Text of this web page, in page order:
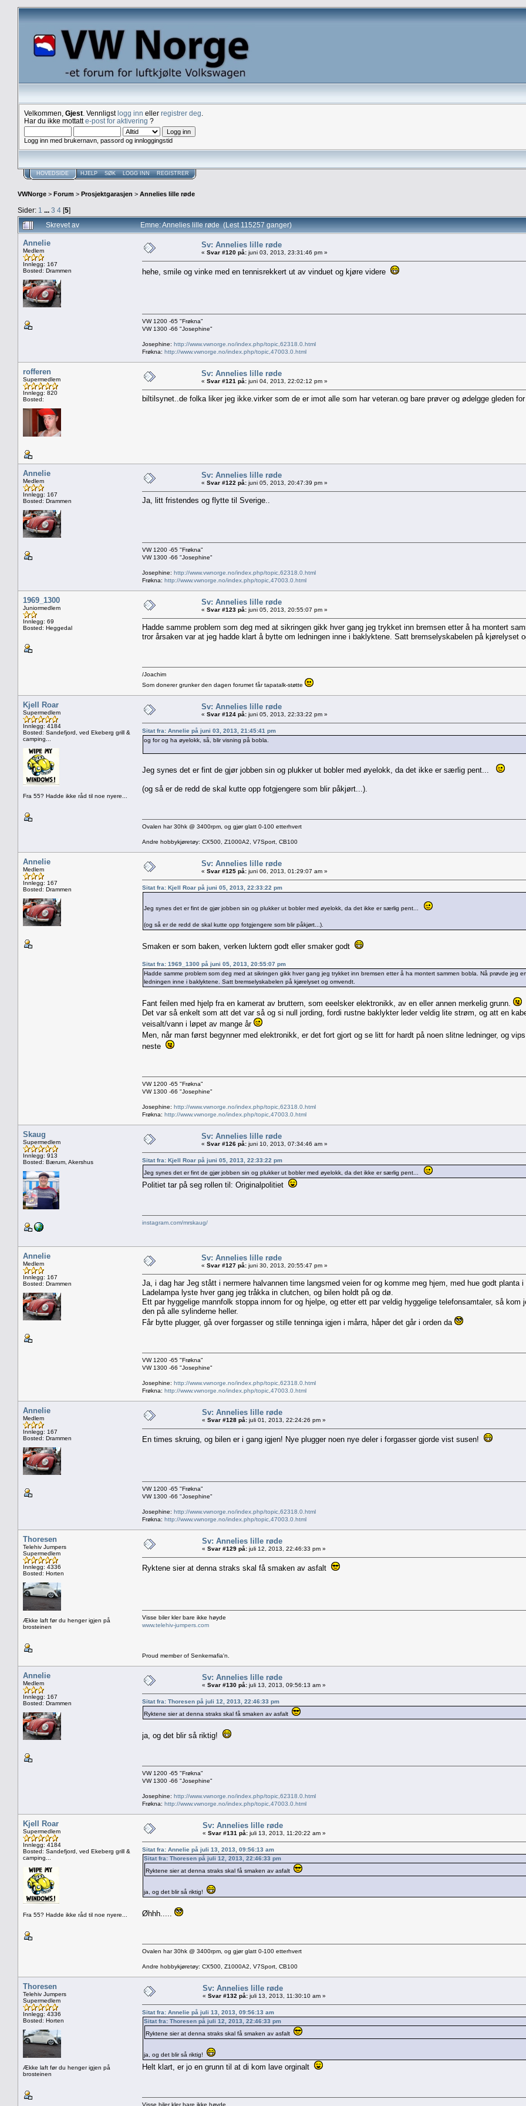
Velkommen, Gjest . Vennligstlogg inn eller registrer deg
Har du ikke mottatte-post for aktivering ?
Logg inn med brukernavn, passord og innloggingstid
HOVEDSIDE HJELP SØK LOGG INN REGISTRER
VWNorge > Forum > Prosjektgarasjen > Annelies lille røde
Sider: 1 ... 3 4 [5]
Skrevet av Emne: Annelies lille røde (Lest 115257 ganger)
Annelie
Medlem
Innlegg: 167
Bosted: Drammen
Sv: Annelies lille røde
« Svar #120 på: juni 03, 2013, 23:31:46 pm »
hehe, smile og vinke med en tennisrekkert ut av vinduet og kjøre videre
VW 1200 -65 "Frøkna"
VW 1300 -66 "Josephine"
Josephine: http://www.vwnorge.no/index.php/topic,62318.0.html
Frøkna: http://www.vwnorge.no/index.php/topic,47003.0.html
rofferen
Supermedlem
Innlegg: 820
Bosted:
Sv: Annelies lille røde
« Svar #121 på: juni 04, 2013, 22:02:12 pm »
biltilsynet..de folka liker jeg ikke.virker som de er imot alle som har veteran.og bare prøver og ødelgge gleden for
Annelie
Medlem
Innlegg: 167
Bosted: Drammen
Sv: Annelies lille røde
« Svar #122 på: juni 05, 2013, 20:47:39 pm »
Ja, litt fristendes og flytte til Sverige..
VW 1200 -65 "Frøkna"
VW 1300 -66 "Josephine"
Josephine: http://www.vwnorge.no/index.php/topic,62318.0.html
Frøkna: http://www.vwnorge.no/index.php/topic,47003.0.html
1969_1300
Juniormedlem
Innlegg: 69
Bosted: Heggedal
Sv: Annelies lille røde
« Svar #123 på: juni 05, 2013, 20:55:07 pm »
Hadde samme problem som deg med at sikringen gikk hver gang jeg trykket inn bremsen etter å ha montert
tror årsaken var at jeg hadde klart å bytte om ledningen inne i baklyktene. Satt bremselyskabelen på kjørelyset
/Joachim
Som donerer grunker den dagen forumet får tapatalk-støtte
Kjell Roar
Supermedlem
Innlegg: 4184
Bosted: Sandefjord, ved Ekeberg grill &
camping...
Fra 55? Hadde ikke råd til noe nyere...
Sv: Annelies lille røde
« Svar #124 på: juni 05, 2013, 22:33:22 pm »
Sitat fra: Annelie på juni 03, 2013, 21:45:41 pm
og for og ha øyelokk, så, blir visning på bobla.
Jeg synes det er fint de gjør jobben sin og plukker ut bobler med øyelokk, da det ikke er særlig pent...
(og så er de redd de skal kutte opp fotgjengere som blir påkjørt...).
Ovalen har 30hk @ 3400rpm, og gjør glatt 0-100 etterhvert
Andre hobbykjøretøy: CX500, Z1000A2, V7Sport, CB100
Annelie
Medlem
Innlegg: 167
Bosted: Drammen
Sv: Annelies lille røde
« Svar #125 på: juni 06, 2013, 01:29:07 am »
Sitat fra: Kjell Roar på juni 05, 2013, 22:33:22 pm
Jeg synes det er fint de gjør jobben sin og plukker ut bobler med øyelokk, da det ikke er særlig pent...
(og så er de redd de skal kutte opp fotgjengere som blir påkjørt...).
Smaken er som baken, verken luktern godt eller smaker godt
Sitat fra: 1969_1300 på juni 05, 2013, 20:55:07 pm
Hadde samme problem som deg med at sikringen gikk hver gang jeg trykket inn bremsen etter å ha montert sammen bobla. Nå prøvde jeg
ledningen inne i baklyktene. Satt bremselyskabelen på kjørelyset og omvendt.
Fant feilen med hjelp fra en kamerat av bruttern, som eeelsker elektronikk, av en eller annen merkelig grunn.
Det var så enkelt som att det var så og si null jording, fordi rustne baklykter leder veldig lite strøm, og att en
veisalt/vann i løpet av mange år
Men, når man først begynner med elektronikk, er det fort gjort og se litt for hardt på noen slitne ledninger, og
neste
VW 1200 -65 "Frøkna"
VW 1300 -66 "Josephine"
Josephine: http://www.vwnorge.no/index.php/topic,62318.0.html
Frøkna: http://www.vwnorge.no/index.php/topic,47003.0.html
Skaug
Supermedlem
Innlegg: 913
Bosted: Bærum, Akershus
Sv: Annelies lille røde
« Svar #126 på: juni 10, 2013, 07:34:46 am »
Sitat fra: Kjell Roar på juni 05, 2013, 22:33:22 pm
Jeg synes det er fint de gjør jobben sin og plukker ut bobler med øyelokk, da det ikke er særlig pent...
Politiet tar på seg rollen til: Originalpolitiet
instagram.com/mrskaug/
Annelie
Medlem
Innlegg: 167
Bosted: Drammen
Sv: Annelies lille røde
« Svar #127 på: juni 30, 2013, 20:55:47 pm »
Ja, i dag har Jeg stått i nermere halvannen time langsmed veien for og komme meg hjem, med hue godt planta
Ladelampa lyste hver gang jeg tråkka in clutchen, og bilen holdt på og dø.
Ett par hyggelige mannfolk stoppa innom for og hjelpe, og etter ett par veldig hyggelige telefonsamtaler, så
den på alle sylinderne heller.
Får bytte plugger, gå over forgasser og stille tenninga igjen i mårra, håper det går i orden da
VW 1200 -65 "Frøkna"
VW 1300 -66 "Josephine"
Josephine: http://www.vwnorge.no/index.php/topic,62318.0.html
Frøkna: http://www.vwnorge.no/index.php/topic,47003.0.html
Annelie
Medlem
Innlegg: 167
Bosted: Drammen
Sv: Annelies lille røde
« Svar #128 på: juli 01, 2013, 22:24:26 pm »
En times skruing, og bilen er i gang igjen! Nye plugger noen nye deler i forgasser gjorde vist susen!
VW 1200 -65 "Frøkna"
VW 1300 -66 "Josephine"
Josephine: http://www.vwnorge.no/index.php/topic,62318.0.html
Frøkna: http://www.vwnorge.no/index.php/topic,47003.0.html
Thoresen
Telehiv Jumpers
Supermedlem
Innlegg: 4336
Bosted: Horten
Ække laft før du henger igjen på
brosteinen
Sv: Annelies lille røde
« Svar #129 på: juli 12, 2013, 22:46:33 pm »
Ryktene sier at denna straks skal få smaken av asfalt
Visse biler kler bare ikke høyde
www.telehiv-jumpers.com
Proud member of Senkemafia'n.
Annelie
Medlem
Innlegg: 167
Bosted: Drammen
Sv: Annelies lille røde
« Svar #130 på: juli 13, 2013, 09:56:13 am »
Sitat fra: Thoresen på juli 12, 2013, 22:46:33 pm
Ryktene sier at denna straks skal få smaken av asfalt
ja, og det blir så riktig!
VW 1200 -65 "Frøkna"
VW 1300 -66 "Josephine"
Josephine: http://www.vwnorge.no/index.php/topic,62318.0.html
Frøkna: http://www.vwnorge.no/index.php/topic,47003.0.html
Kjell Roar
Supermedlem
Innlegg: 4184
Bosted: Sandefjord, ved Ekeberg grill &
camping...
Fra 55? Hadde ikke råd til noe nyere...
Sv: Annelies lille røde
« Svar #131 på: juli 13, 2013, 11:20:22 am »
Sitat fra: Annelie på juli 13, 2013, 09:56:13 am
Sitat fra: Thoresen på juli 12, 2013, 22:46:33 pm
Ryktene sier at denna straks skal få smaken av asfalt
ja, og det blir så riktig!
Øhhh.....
Ovalen har 30hk @ 3400rpm, og gjør glatt 0-100 etterhvert
Andre hobbykjøretøy: CX500, Z1000A2, V7Sport, CB100
Thoresen
Telehiv Jumpers
Supermedlem
Innlegg: 4336
Bosted: Horten
Ække laft før du henger igjen på
brosteinen
Sv: Annelies lille røde
« Svar #132 på: juli 13, 2013, 11:30:10 am »
Sitat fra: Annelie på juli 13, 2013, 09:56:13 am
Sitat fra: Thoresen på juli 12, 2013, 22:46:33 pm
Ryktene sier at denna straks skal få smaken av asfalt
ja, og det blir så riktig!
Helt klart, er jo en grunn til at di kom lave orginalt
Visse biler kler bare ikke høyde